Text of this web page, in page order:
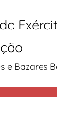
e Bazares